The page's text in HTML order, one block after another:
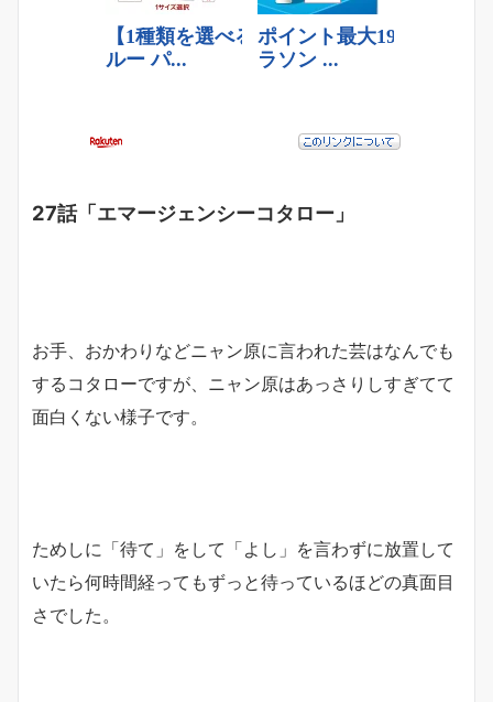
27話「エマージェンシーコタロー」
お手、おかわりなどニャン原に言われた芸はなんでも
するコタローですが、ニャン原はあっさりしすぎてて
面白くない様子です。
ためしに「待て」をして「よし」を言わずに放置して
いたら何時間経ってもずっと待っているほどの真面目
さでした。